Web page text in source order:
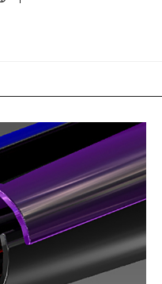
も1本の腕の延長線上で
リティー」の概念を新た